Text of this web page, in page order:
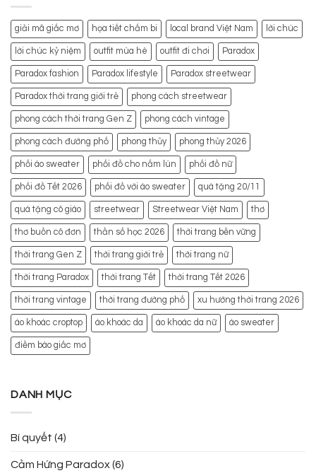
giải mã giấc mơ họa tiết chấm bi local brand Việt Nam lời chúc
lời chúc kỷ niệm outfit mùa hè outfit đi chơi Paradox
Paradox fashion Paradox lifestyle Paradox streetwear
Paradox thời trang giới trẻ phong cách streetwear
phong cách thời trang Gen Z phong cách vintage
phong cách đường phố phong thủy phong thủy 2026
phối áo sweater phối đồ cho nấm lùn phối đồ nữ
phối đồ Tết 2026 phối đồ với áo sweater quà tặng 20/11
quà tặng cô giáo streetwear Streetwear Việt Nam thơ
thơ buồn cô đơn thần số học 2026 thời trang bền vững
thời trang Gen Z thời trang giới trẻ thời trang nữ
thời trang Paradox thời trang Tết thời trang Tết 2026
thời trang vintage thời trang đường phố xu hướng thời trang 2026
áo khoác croptop áo khoác da áo khoác da nữ áo sweater
điềm báo giấc mơ
DANH MỤC
Bí quyết (4)
Cảm Hứng Paradox(6)